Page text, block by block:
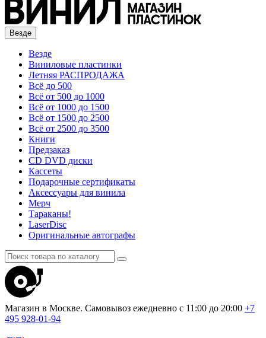
Везде
Везде
Виниловые пластинки
Летняя РАСПРОДАЖА
Всё до 500
Всё от 500 до 1000
Всё от 1000 до 1500
Всё от 1500 до 2500
Всё от 2500 до 3500
Книги
Предзаказ
CD DVD диски
Кассеты
Подарочные сертификаты
Аксессуары для винила
Мерч
Тараканы!
LaserDisc
Оригинальные автографы
Магазин в Москве. Самовывоз ежедневно с 11:00 до 20:00 +7
495 928-01-94